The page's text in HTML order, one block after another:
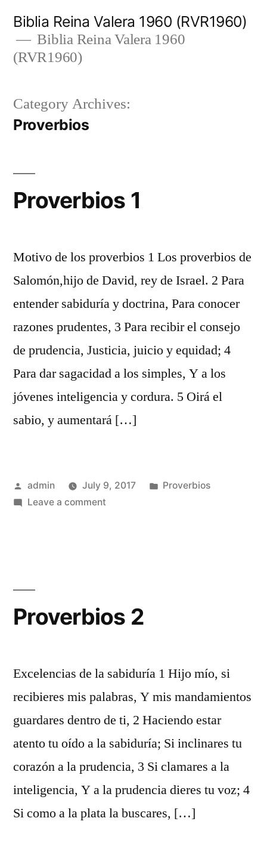
content
Biblia Reina Valera 1960 (RVR1960)
Biblia Reina Valera 1960
(RVR1960)
Category Archives:
Proverbios
Proverbios 1
Motivo de los proverbios 1 Los proverbios de
Salomón,hijo de David, rey de Israel. 2 Para
entender sabiduría y doctrina, Para conocer
razones prudentes, 3 Para recibir el consejo
de prudencia, Justicia, juicio y equidad; 4
Para dar sagacidad a los simples, Y a los
jóvenes inteligencia y cordura. 5 Oirá el
sabio, y aumentará […]
Posted
by
admin July 9, 2017
Posted
Proverbios
Leave a commenton
Proverbios 2
Excelencias de la sabiduría 1 Hijo mío, si
recibieres mis palabras, Y mis mandamientos
guardares dentro de ti, 2 Haciendo estar
atento tu oído a la sabiduría; Si inclinares tu
corazón a la prudencia, 3 Si clamares a la
inteligencia, Y a la prudencia dieres tu voz; 4
Si como a la plata la buscares, […]